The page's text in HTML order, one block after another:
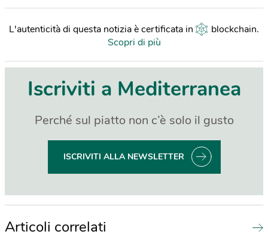
L'autenticità di questa notizia è certificata in blockchain.
Scopri di più
Iscriviti a Mediterranea
Perché sul piatto non c’è solo il gusto
ISCRIVITI ALLA NEWSLETTER
Articoli correlati